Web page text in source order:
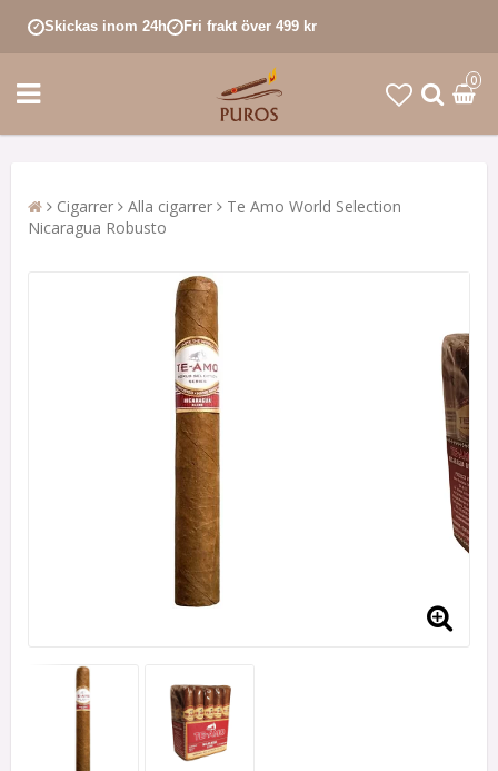
✓ Skickas inom 24h ✓ Fri frakt över 499 kr
0
Cigarrer Alla cigarrer
Te Amo World Selection
Nicaragua Robusto